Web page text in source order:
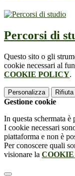
Percorsi di
Questo sito o gli
cookie necessari al
COOKIE POLICY.
Personalizza
Gestione cookie
In questa schermata
I cookie necessari
piattaforma e non è
Per conoscere quali
visionare la